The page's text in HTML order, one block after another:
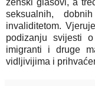
seksualnih,
invaliditetom.
podizanju svijesti
imigranti i druge
vidljivijima i